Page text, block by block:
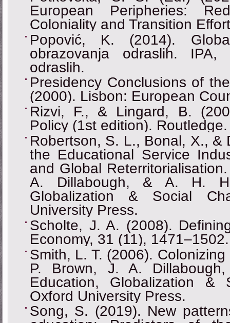
European Peripheries:
Coloniality and Transition
Popović, K. (2014).
obrazovanja odraslih.
odraslih.
Presidency Conclusions of
(2000). Lisbon: European
Rizvi, F., & Lingard, B.
Policy (1st edition). Routledge.
Robertson, S. L., Bonal, X., &
the Educational Service
and Global
A. Dillabough, & A. H.
Globalization & Social
University Press.
Scholte, J. A. (2008).
Economy, 31 (11), 1471–1502.
Smith, L. T. (2006).
P. Brown, J. A.
Education, Globalization &
Oxford University Press.
Song, S. (2019). New